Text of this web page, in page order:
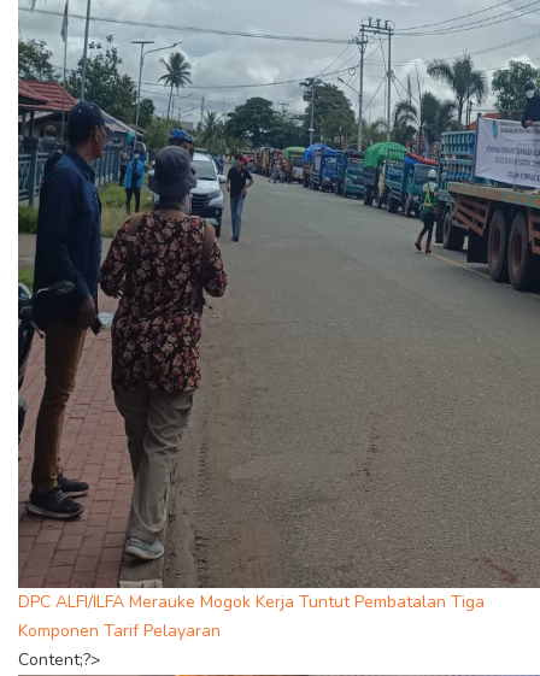
DPC ALFI/ILFA Merauke Mogok Kerja Tuntut Pembatalan Tiga
Komponen Tarif Pelayaran
Content;?>